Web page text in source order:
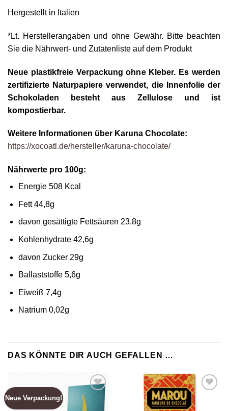
Hergestellt in Italien
*Lt. Herstellerangaben und ohne Gewähr. Bitte beachten
Sie die Nährwert- und Zutatenliste auf dem Produkt
Neue plastikfreie Verpackung ohne Kleber. Es werden
zertifizierte Naturpapiere verwendet, die Innenfolie der
Schokoladen besteht aus Zellulose und ist
kompostierbar.
Weitere Informationen über Karuna Chocolate:
https://xocoatl.de/hersteller/karuna-chocolate/
Nährwerte pro 100g:
Energie 508 Kcal
Fett 44,8g
davon gesättigte Fettsäuren 23,8g
Kohlenhydrate 42,6g
davon Zucker 29g
Ballaststoffe 5,6g
Eiweiß 7,4g
Natrium 0,02g
DAS KÖNNTE DIR AUCH GEFALLEN …
Neue Verpackung!
Zur
Wunschliste
Wunschliste